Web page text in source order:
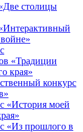
столицы
«Традиции
края»
конкурс
«История моей
«Из прошлого в